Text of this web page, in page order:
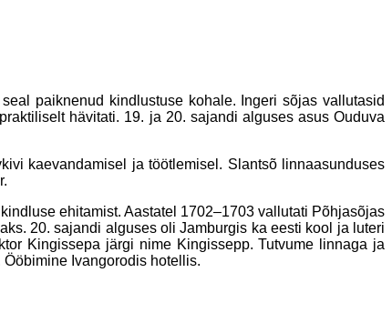
paiknenud kindlustuse kohale. Ingeri sõjas vallutasid
hävitati. 19. ja 20. sajandi alguses asus Ouduva
kaevandamisel ja töötlemisel. Slantsõ linnaasunduses
kindluse ehitamist. Aastatel 1702–1703 vallutati Põhjasõjas
20. sajandi alguses oli Jamburgis ka eesti kool ja luteri
Kingissepa järgi nime Kingissepp. Tutvume linnaga ja
Ivangorodis hotellis.